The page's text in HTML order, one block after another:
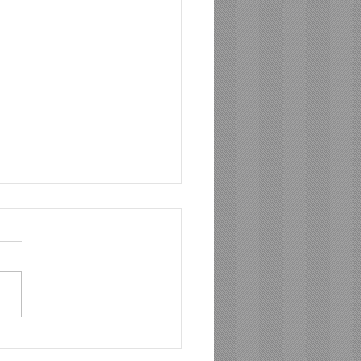
ない問いを抱えて